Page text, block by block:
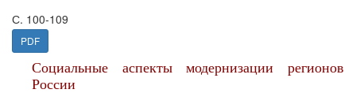
С. 100-109
PDF
Социальные аспекты модернизации регионов
России